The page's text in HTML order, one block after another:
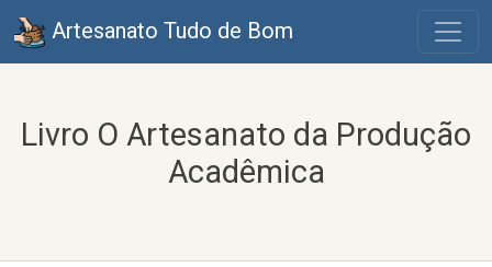
Artesanato Tudo de Bom
Livro O Artesanato da Produção
Acadêmica